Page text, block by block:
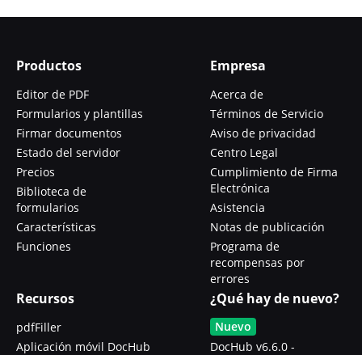
Productos
Editor de PDF
Formularios y plantillas
Firmar documentos
Estado del servidor
Precios
Biblioteca de
formularios
Características
Funciones
Empresa
Acerca de
Términos de Servicio
Aviso de privacidad
Centro Legal
Cumplimiento de Firma
Electrónica
Asistencia
Notas de publicación
Programa de
recompensas por
errores
Recursos
pdfFiller
Aplicación móvil DocHub
¿Qué hay de nuevo?
Nuevo
DocHub v6.6.0 -